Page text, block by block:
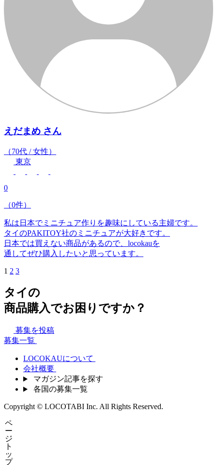
えだまめ さん
（70代 / 女性）
東京
0
（0件）
私は日本でミニチュア作りを趣味にしている主婦です。
タイのPAKITOY社のミニチュアが大好きです。
日本では買えない商品があるので、locokauを
通してぜひ購入したいと思っています。
1 2 3
タイの
商品購入でお困りですか？
募集を投稿
募集一覧
LOCOKAUについて
会社概要
マガジン記事を探す
各国の募集一覧
Copyright © LOCOTABI Inc. All Rights Reserved.
ペ
ー
ジ
ト
ッ
プ